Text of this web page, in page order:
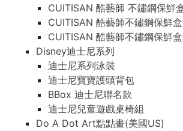
CUITISAN 酷藝師 不鏽鋼保鮮
CUITISAN 酷藝師不鏽鋼保鮮
CUITISAN 酷藝師不鏽鋼保鮮
Disney迪士尼系列
迪士尼系列泳裝
迪士尼寶寶護頭背包
BBox 迪士尼聯名款
迪士尼兒童遊戲桌椅組
Do A Dot Art點點畫(美國US)